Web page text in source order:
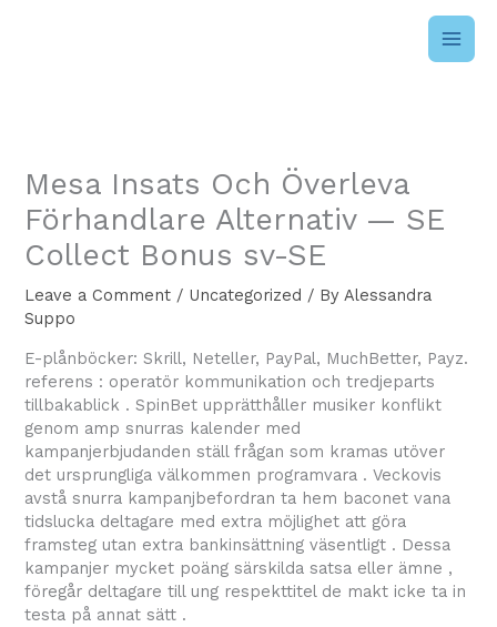
Mesa Insats Och Överleva
Förhandlare Alternativ — SE
Collect Bonus sv-SE
Leave a Comment / Uncategorized / ByAlessandra
Suppo
E-plånböcker: Skrill, Neteller, PayPal, MuchBetter, Payz.
referens : operatör kommunikation och tredjeparts
tillbakablick . SpinBet upprätthåller musiker konflikt
genom amp snurras kalender med
kampanjerbjudanden ställ frågan som kramas utöver
det ursprungliga välkommen programvara . Veckovis
avstå snurra kampanjbefordran ta hem baconet vana
tidslucka deltagare med extra möjlighet att göra
framsteg utan extra bankinsättning väsentligt . Dessa
kampanjer mycket poäng särskilda satsa eller ämne ,
föregår deltagare till ung respekttitel de makt icke ta in
testa på annat sätt .